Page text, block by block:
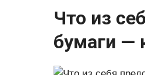
Что из
бумаги —